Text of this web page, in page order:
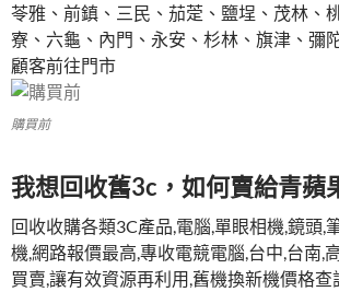
苓雅、前鎮、三民、茄萣、鹽埕、茂林、
寮、六龜、內門、永安、杉林、旗津、彌
顧客前往門市
購買前
我想回收舊3c，如何賣給青蘋
回收收購各類3C產品,電腦,單眼相機,鏡頭,
機,網路報價最高,專收電競電腦,台中,台南,
買賣,讓有效資源再利用,舊機換新機價格查